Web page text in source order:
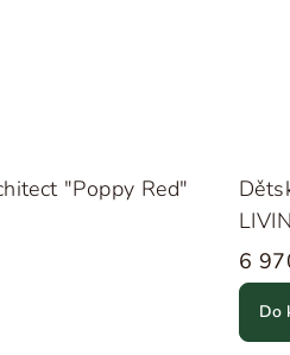
"Poppy Red"
6
Do